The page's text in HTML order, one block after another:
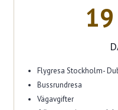
Flygresa Stockholm-
Bussrundresa
Vägavgifter